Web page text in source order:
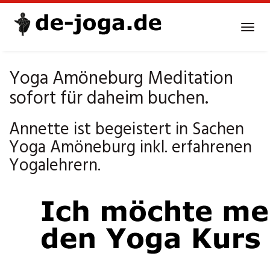
Yoga Amöneburg Meditation
sofort für daheim buchen.
Annette ist begeistert in Sachen
Yoga Amöneburg inkl. erfahrenen
Yogalehrern.